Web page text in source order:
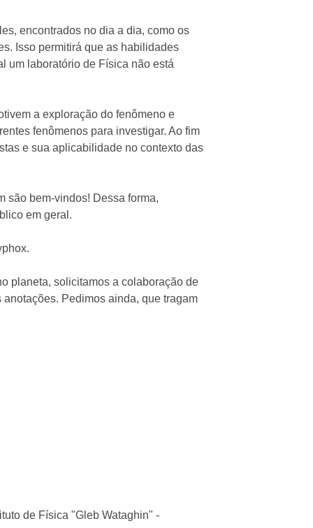
encontrados no dia a dia, como os
Isso permitirá que as habilidades
um laboratório de Física não está
a exploração do fenômeno e
fenômenos para investigar. Ao fim
e sua aplicabilidade no contexto das
são bem-vindos! Dessa forma,
em geral.
planeta, solicitamos a colaboração de
Pedimos ainda, que tragam
de Física "Gleb Wataghin" -